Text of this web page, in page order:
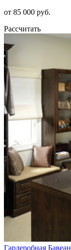
от 85 000 руб.
Рассчитать
Гардеробная Бавеан